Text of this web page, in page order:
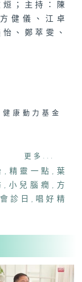
；主持：陳
健儀、江卓
、鄭萃雯、
康動力基金
科醫生)
更多...
, 精靈一點 , 葉
, 小兒腦癇 , 方
診日 , 唱好精